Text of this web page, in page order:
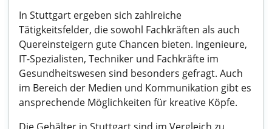
In Stuttgart ergeben sich zahlreiche
Tätigkeitsfelder, die sowohl Fachkräften als auch
Quereinsteigern gute Chancen bieten. Ingenieure,
IT-Spezialisten, Techniker und Fachkräfte im
Gesundheitswesen sind besonders gefragt. Auch
im Bereich der Medien und Kommunikation gibt es
ansprechende Möglichkeiten für kreative Köpfe.